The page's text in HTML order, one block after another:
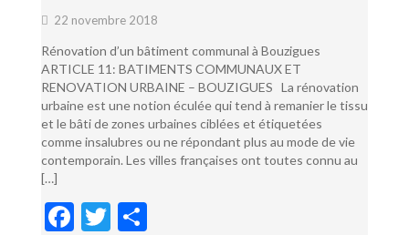
22 novembre 2018
Rénovation d’un bâtiment communal à Bouzigues
ARTICLE 11: BATIMENTS COMMUNAUX ET
RENOVATION URBAINE – BOUZIGUES La rénovation
urbaine est une notion éculée qui tend à remanier le tissu
et le bâti de zones urbaines ciblées et étiquetées
comme insalubres ou ne répondant plus au mode de vie
contemporain. Les villes françaises ont toutes connu au
[…]
F
T